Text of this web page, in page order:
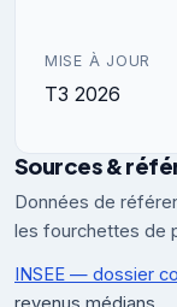
MISE À JOUR
T3 2026
Sources &
Données de
les fourchettes de
INSEE — dossier